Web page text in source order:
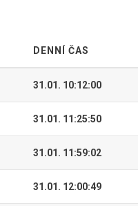
DENNÍ ČAS
31.01. 10:12:00
31.01. 11:25:50
31.01. 11:59:02
31.01. 12:00:49